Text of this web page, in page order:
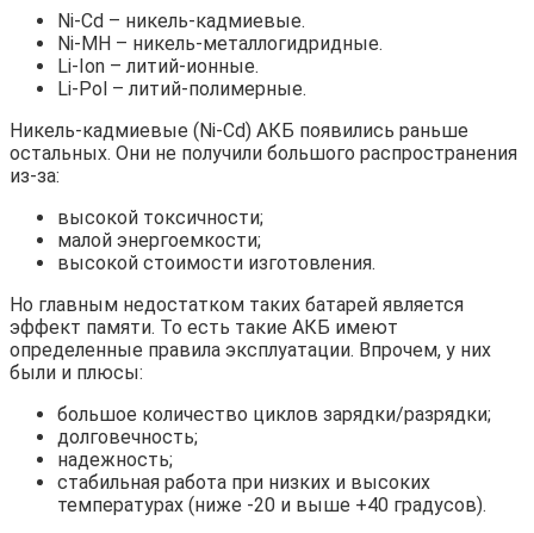
Ni-Cd – никель-кадмиевые.
Ni-MH – никель-металлогидридные.
Li-Ion – литий-ионные.
Li-Pol – литий-полимерные.
Никель-кадмиевые (Ni-Cd) АКБ появились раньше
остальных. Они не получили большого распространения
из-за:
высокой токсичности;
малой энергоемкости;
высокой стоимости изготовления.
Но главным недостатком таких батарей является
эффект памяти. То есть такие АКБ имеют
определенные правила эксплуатации. Впрочем, у них
были и плюсы:
большое количество циклов зарядки/разрядки;
долговечность;
надежность;
стабильная работа при низких и высоких
температурах (ниже -20 и выше +40 градусов).